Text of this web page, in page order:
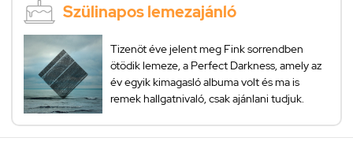
Szülinapos lemezajánló
Tizenöt éve jelent meg Fink sorrendben
ötödik lemeze, a Perfect Darkness, amely az
év egyik kimagasló albuma volt és ma is
remek hallgatnivaló, csak ajánlani tudjuk.